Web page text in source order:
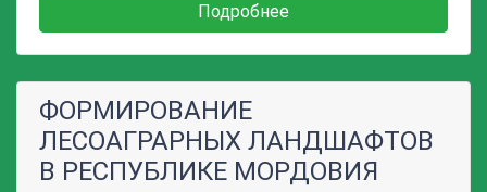
Подробнее
ФОРМИРОВАНИЕ
ЛЕСОАГРАРНЫХ ЛАНДШАФТОВ
В РЕСПУБЛИКЕ МОРДОВИЯ